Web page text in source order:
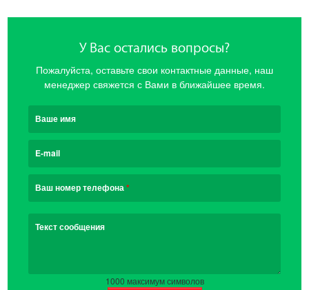
У Вас остались вопросы?
Пожалуйста, оставьте свои контактные данные, наш
менеджер свяжется с Вами в ближайшее время.
Ваше имя
E-mail
Ваш номер телефона*
Текст сообщения
1000 максимум символов